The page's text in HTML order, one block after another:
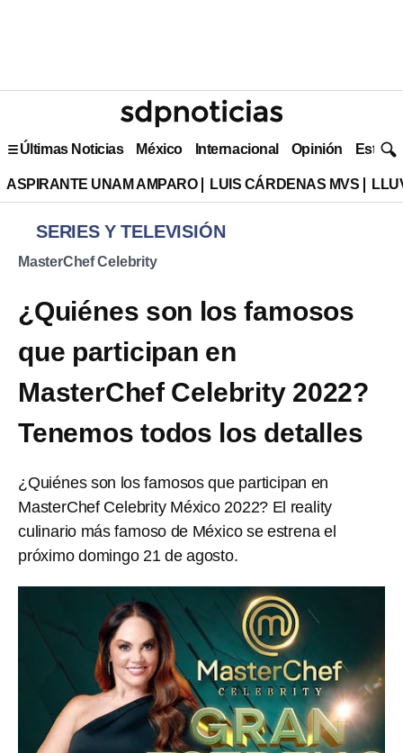
Últimas Noticias México Internacional Opinión Estilo
ASPIRANTE UNAM AMPARO LUIS CÁRDENAS MVS
SERIES Y TELEVISIÓN
MasterChef Celebrity
¿Quiénes son los famosos
que participan en
MasterChef Celebrity 2022?
Tenemos todos los detalles
¿Quiénes son los famosos que participan en
MasterChef Celebrity México 2022? El reality
culinario más famoso de México se estrena el
próximo domingo 21 de agosto.